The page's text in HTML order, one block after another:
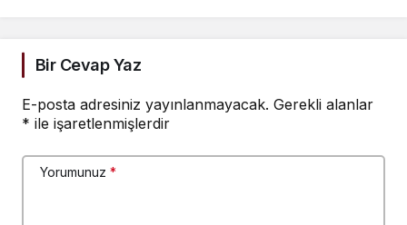
Bir Cevap Yaz
E-posta adresiniz yayınlanmayacak. Gerekli alanlar
* ile işaretlenmişlerdir
Yorumunuz *